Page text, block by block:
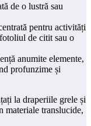
de o lustră sau
pentru activități
de citit sau o
anumite elemente,
profunzime și
la draperiile grele și
materiale translucide,